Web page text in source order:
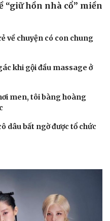
Giải trí
Nghệ sĩ
Thời trang
“giữ hồn nhà cổ” miền
về chuyện có con chung
khi gội đầu massage ở
men, tôi bàng hoàng
dâu bất ngờ được tổ chức